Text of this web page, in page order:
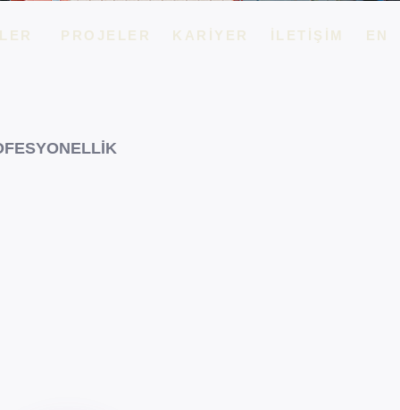
PROJELER KARIYER İLETIŞIM EN